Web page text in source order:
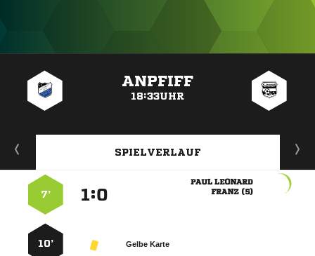
ANPFIFF
18:33UHR
SPIELVERLAUF
 
 
:
7’
Gelbe Karte
10’